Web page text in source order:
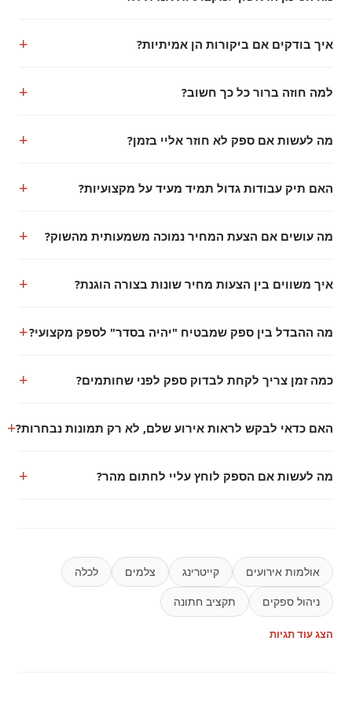
איך בודקים אם ביקורות הן אמיתיות?
למה חוזה ברור כל כך חשוב?
מה לעשות אם ספק לא חוזר אליי בזמן?
האם תיק עבודות גדול תמיד מעיד על מקצועיות?
מה עושים אם הצעת המחיר נמוכה משמעותית מהשוק?
איך משווים בין הצעות מחיר שונות בצורה הוגנת?
מה ההבדל בין ספק שמבטיח "יהיה בסדר" לספק מקצועי?
כמה זמן צריך לקחת לבדוק ספק לפני שחותמים?
האם כדאי לבקש לראות אירוע שלם, לא רק תמונות נבחרות?
מה לעשות אם הספק לוחץ עליי לחתום מהר?
אולמות אירועים קייטרינג צלמים לכלה
ניהול ספקים תקציב חתונה
הצג עוד תגיות